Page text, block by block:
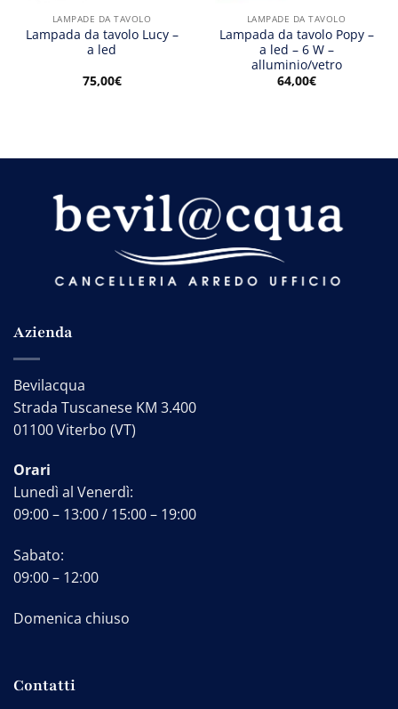
LAMPADE DA TAVOLO
Lampada da tavolo Lucy –
a led
75,00€
LAMPADE DA TAVOLO
Lampada da tavolo Popy –
a led – 6 W –
alluminio/vetro
64,00€
Azienda
Bevilacqua
Strada Tuscanese KM 3.400
01100 Viterbo (VT)
Orari
Lunedì al Venerdì:
09:00 – 13:00 / 15:00 – 19:00
Sabato:
09:00 – 12:00
Domenica chiuso
Contatti